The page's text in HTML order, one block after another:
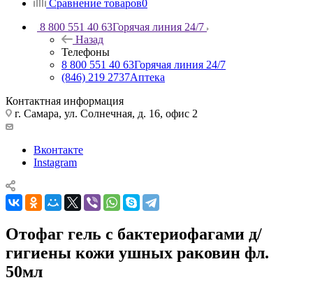
Сравнение товаров0
8 800 551 40 63Горячая линия 24/7
Назад
Телефоны
8 800 551 40 63Горячая линия 24/7
(846) 219 2737Аптека
Контактная информация
г. Самара, ул. Солнечная, д. 16, офис 2
Вконтакте
Instagram
Отофаг гель с бактериофагами д/
гигиены кожи ушных раковин фл.
50мл